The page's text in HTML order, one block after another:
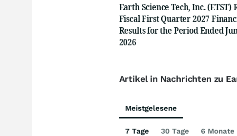
Earth Science Tech, Inc. (ETST)
Fiscal First Quarter 2027
Results for the Period Ended
2026
Artikel in Nachrichten zu
Meistgelesene
7 Tage 30 Tage 6 Monate